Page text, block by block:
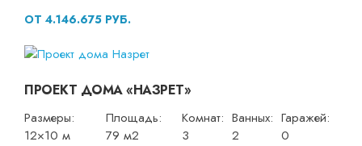
ОТ 4.146.675 РУБ.
ПРОЕКТ ДОМА «НАЗРЕТ»
Размеры:
12×10 м
Площадь:
79 м2
Комнат:
3
Ванных:
2
Гаражей:
0